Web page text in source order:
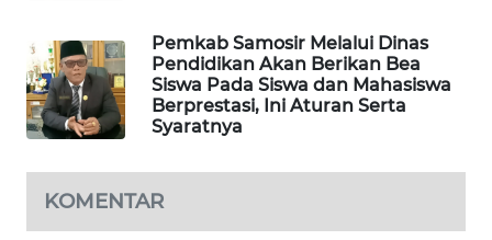
Pemkab Samosir Melalui Dinas
Pendidikan Akan Berikan Bea
Siswa Pada Siswa dan Mahasiswa
Berprestasi, Ini Aturan Serta
Syaratnya
KOMENTAR
ID
ENERGI
NEWS
NEWS